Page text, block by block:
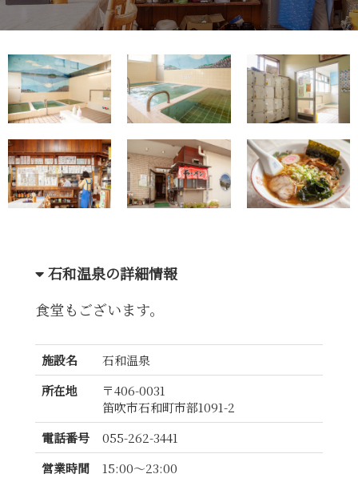
石和温泉の詳細情報
食堂もございます。
施設名
石和温泉
所在地
〒406-0031
笛吹市石和町市部1091-2
電話番号
055-262-3441
営業時間
15:00〜23:00